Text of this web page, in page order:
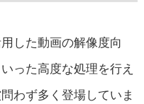
した動画の解像度向
った高度な処理を行え
わず多く登場していま